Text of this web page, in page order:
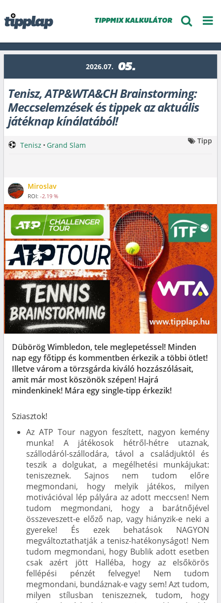
TIPPMIX KALKULÁTOR
2026.07. 05.
Tenisz, ATP&WTA&CH Brainstorming:
Meccselemzések és tippek az aktuális
játéknap kínálatából!
Miroslav
ROI: -2.19 %
Tenisz • Grand Slam Tipp
Dübörög Wimbledon, tele meglepetéssel! Minden
nap egy főtipp és kommentben érkezik a többi ötlet!
Illetve várom a törzsgárda kiváló hozzászólásait,
amit már most köszönök szépen! Hajrá
mindenkinek! Mára egy single-tipp érkezik!
Sziasztok!
Az ATP Tour nagyon feszített, nagyon kemény
munka! A játékosok hétről-hétre utaznak,
szállodáról-szállodára, távol a családjuktól és
teszik a dolgukat, a megélhetési munkájukat:
teniszeznek. Sajnos nem tudom előre
megmondani, hogy melyik játékos, milyen
motivációval lép pályára az adott meccsen! Nem
tudom megmondani, hogy a barátnőjével
összeveszett-e előző nap, vagy hiányzik-e neki a
gyereke! És ezek behatások NAGYON
megváltoztathatják a tenisz-hatékonyságot! Nem
tudom megmondani, hogy Bublik adott esetben
csak azért jött Halléba, hogy az elsőkörös
fellépési pénzét felvegye! Nem tudom
megmondani, bundáznak-e vagy sem! Azt tudom,
milyen stílusban teniszeznek, tudom, hogy